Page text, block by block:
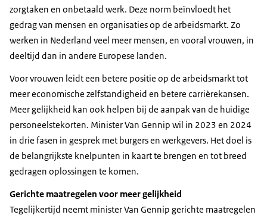
zorgtaken en onbetaald werk. Deze norm beïnvloedt het
gedrag van mensen en organisaties op de arbeidsmarkt. Zo
werken in Nederland veel meer mensen, en vooral vrouwen, in
deeltijd dan in andere Europese landen.
Voor vrouwen leidt een betere positie op de arbeidsmarkt tot
meer economische zelfstandigheid en betere carrièrekansen.
Meer gelijkheid kan ook helpen bij de aanpak van de huidige
personeelstekorten. Minister Van Gennip wil in 2023 en 2024
in drie fasen in gesprek met burgers en werkgevers. Het doel is
de belangrijkste knelpunten in kaart te brengen en tot breed
gedragen oplossingen te komen.
Gerichte maatregelen voor meer gelijkheid
Tegelijkertijd neemt minister Van Gennip gerichte maatregelen